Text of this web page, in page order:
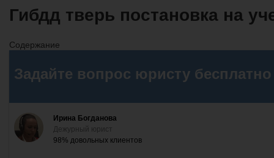
Гибдд тверь постановка на
Содержание